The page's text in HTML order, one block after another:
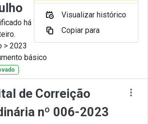
há 11 Meses por Juliana
> 2023
básico
de Correição
nº 006-2023
Visualizar histórico
Copiar para